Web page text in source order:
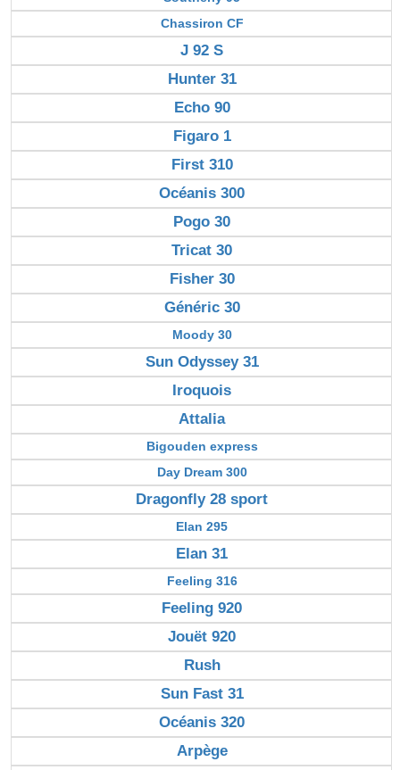
Chassiron CF
J 92 S
Hunter 31
Echo 90
Figaro 1
First 310
Océanis 300
Pogo 30
Tricat 30
Fisher 30
Généric 30
Moody 30
Sun Odyssey 31
Iroquois
Attalia
Bigouden express
Day Dream 300
Dragonfly 28 sport
Elan 295
Elan 31
Feeling 316
Feeling 920
Jouët 920
Rush
Sun Fast 31
Océanis 320
Arpège